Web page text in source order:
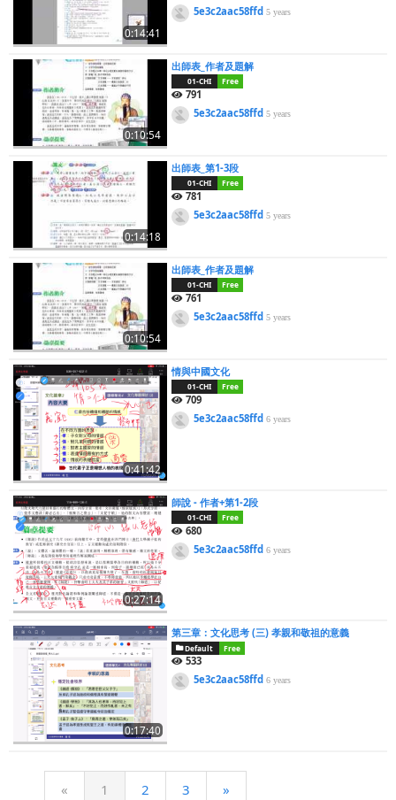
0:14:41
5e3c2aac58ffd5 years
0:10:54
出師表_作者及題解
01-CHI Free
791
5e3c2aac58ffd5 years
0:14:18
出師表_第1-3段
01-CHI Free
781
5e3c2aac58ffd5 years
0:10:54
出師表_作者及題解
01-CHI Free
761
5e3c2aac58ffd5 years
0:41:42
情與中國文化
01-CHI Free
709
5e3c2aac58ffd6 years
0:27:14
師說 - 作者+第1-2段
01-CHI Free
680
5e3c2aac58ffd6 years
0:17:40
第三章：文化思考 (三) 孝親和敬祖的意義
Default Free
533
5e3c2aac58ffd6 years
« 1 2 3 »